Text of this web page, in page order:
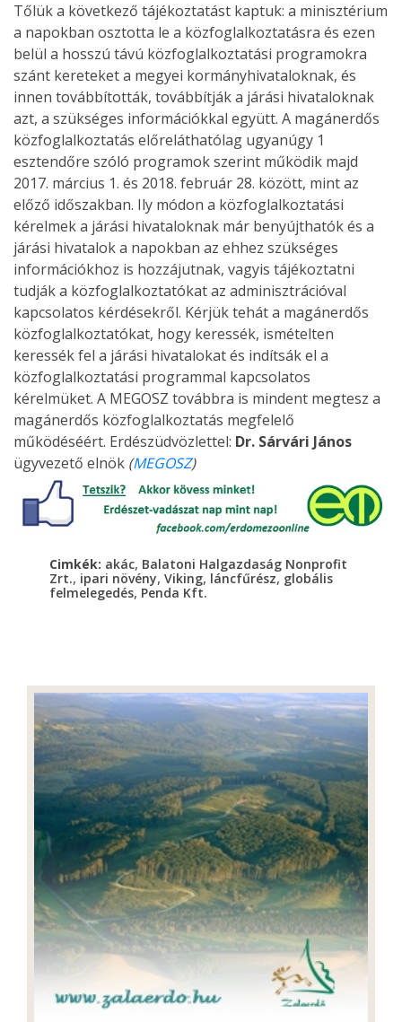
Tőlük a következő tájékoztatást kaptuk: a minisztérium
a napokban osztotta le a közfoglalkoztatásra és ezen
belül a hosszú távú közfoglalkoztatási programokra
szánt kereteket a megyei kormányhivataloknak, és
innen továbbították, továbbítják a járási hivataloknak
azt, a szükséges információkkal együtt. A magánerdős
közfoglalkoztatás előreláthatólag ugyanúgy 1
esztendőre szóló programok szerint működik majd
2017. március 1. és 2018. február 28. között, mint az
előző időszakban. Ily módon a közfoglalkoztatási
kérelmek a járási hivataloknak már benyújthatók és a
járási hivatalok a napokban az ehhez szükséges
információkhoz is hozzájutnak, vagyis tájékoztatni
tudják a közfoglalkoztatókat az adminisztrációval
kapcsolatos kérdésekről. Kérjük tehát a magánerdős
közfoglalkoztatókat, hogy keressék, ismételten
keressék fel a járási hivatalokat és indítsák el a
közfoglalkoztatási programmal kapcsolatos
kérelmüket. A MEGOSZ továbbra is mindent megtesz a
magánerdős közfoglalkoztatás megfelelő
működéséért. Erdészüdvözlettel: Dr. Sárvári János
ügyvezető elnök (MEGOSZ)
Cimkék: akác, Balatoni Halgazdaság Nonprofit
Zrt., ipari növény, Viking, láncfűrész, globális
felmelegedés, Penda Kft.